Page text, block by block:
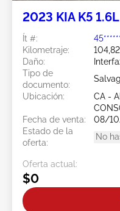
2023 KIA K5 1.6L
Ít #:
Kilometraje:
Daño:
Tipo de
documento:
Ubicación:
CA -
Fecha de venta:
08/
Estado de la
oferta:
No
Oferta actual:
$0